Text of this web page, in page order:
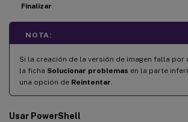
Finalizar
NOTA:
Si la creación de la versión de imagen falla por
la ficha Solucionar problemas en la parte
una opción de Reintentar
Usar PowerShell